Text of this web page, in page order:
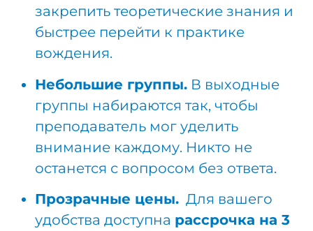
закрепить теоретические знания и
быстрее перейти к практике
вождения.
Небольшие группы. В выходные
группы набираются так, чтобы
преподаватель мог уделить
внимание каждому. Никто не
останется с вопросом без ответа.
Прозрачные цены. Для вашего
удобства доступна рассрочка на 3